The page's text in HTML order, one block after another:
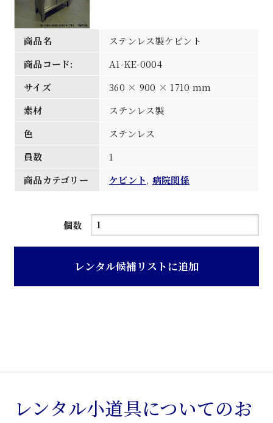
商品名
ステンレス製ケビント
商品コード:
A1-KE-0004
サイズ
360 × 900 × 1710 mm
素材
ステンレス製
色
ステンレス
員数
1
商品カテゴリー
ケビント, 病院関係
個数
ス
レ
個
レンタル候補リストに追加
レンタル小道具についてのお